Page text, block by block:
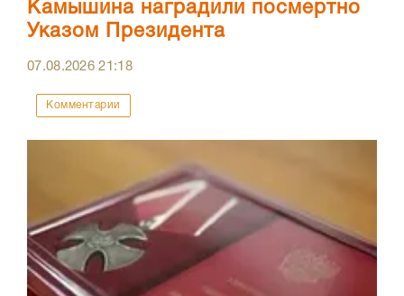
Камышина наградили посмертно
Указом Президента
07.08.202621:18
Комментарии